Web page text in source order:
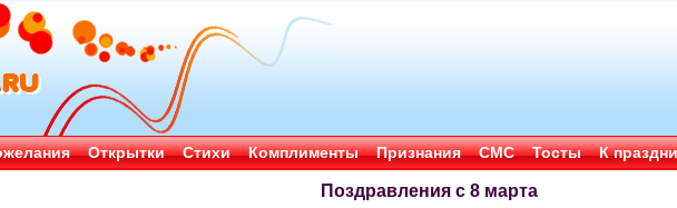
Открытки Стихи Комплименты Признания СМС Тосты К
Поздравления с 8 марта